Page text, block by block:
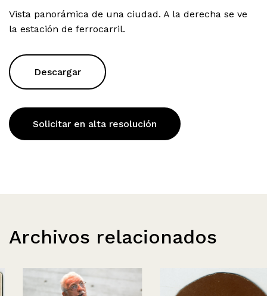
Vista panorámica de una ciudad. A la derecha se ve
la estación de ferrocarril.
Descargar
Solicitar en alta resolución
Archivos relacionados